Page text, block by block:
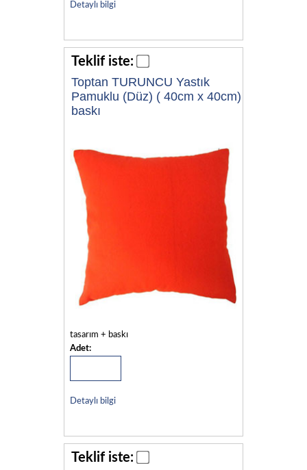
Detaylı bilgi
Teklif iste:
Toptan TURUNCU Yastık
Pamuklu (Düz) ( 40cm x 40cm)
baskı
tasarım + baskı
Adet:
Detaylı bilgi
Teklif iste: